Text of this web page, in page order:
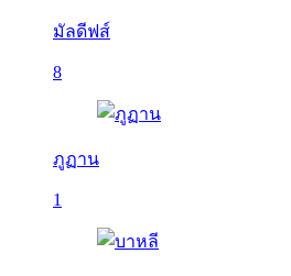
มัลดีฟส์
8
ภูฏาน
1